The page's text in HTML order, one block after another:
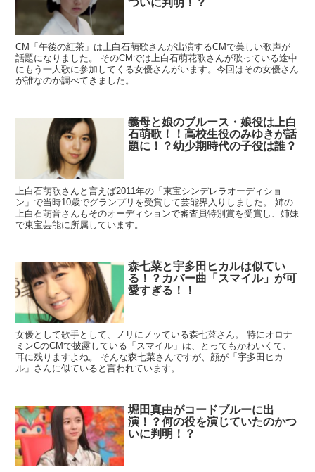
CM「午後の紅茶」は上白石萌歌さんが出演するCMで美しい歌声が
話題になりました。 そのCMでは上白石萌花歌さんが歌っている途中
にもう一人歌に参加してくる女優さんがいます。今回はその女優さん
が誰なのか調べてきました。
義母と娘のブルース・娘役は上白
石萌歌！！高校生役のみゆきが話
題に！？幼少期時代の子役は誰？
上白石萌歌さんと言えば2011年の「東宝シンデレラオーディショ
ン」で当時10歳でグランプリを受賞して芸能界入りしました。 姉の
上白石萌音さんもそのオーディションで審査員特別賞を受賞し、姉妹
で東宝芸能に所属しています。
森七菜と宇多田ヒカルは似てい
る！？カバー曲「スマイル」が可
愛すぎる！！
女優として歌手として、ノリにノッている森七菜さん。 特にオロナ
ミンCのCMで披露している「スマイル」は、とってもかわいくて、
耳に残りますよね。 そんな森七菜さんですが、顔が「宇多田ヒカ
ル」さんに似ていると言われています。 ...
堀田真由がコードブルーに出
演！？何の役を演じていたのかつ
いに判明！？